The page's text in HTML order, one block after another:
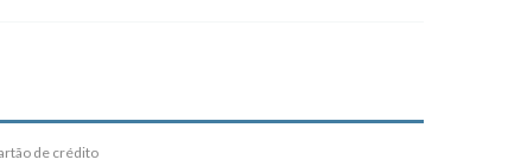
de crédito